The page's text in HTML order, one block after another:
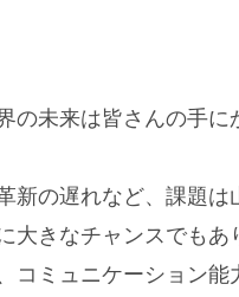
の未来は皆さんの手に
新の遅れなど、課題は
大きなチャンスでもあ
コミュニケーション能